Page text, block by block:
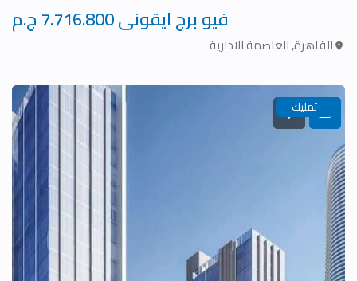
فيو برج ايقونى
القاهرة,العاصمة الادارية
تمليك